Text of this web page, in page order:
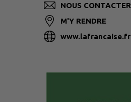
NOUS CONTACTER
M'Y RENDRE
www.lafrancaise.fr